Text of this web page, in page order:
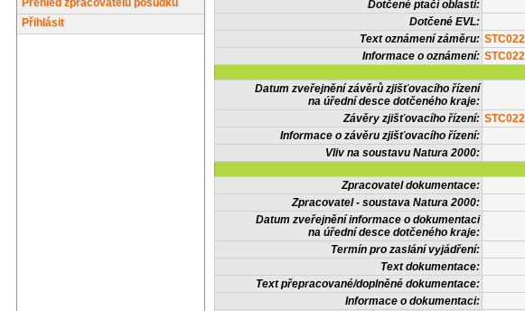
Přehled zpracovatelů posudků
Přihlásit
Dotčené ptačí oblasti:
Dotčené EVL:
Text oznámení záměru:
Informace o oznámení:
Datum zveřejnění závěrů zjišťovacího řízení
na úřední desce dotčeného kraje:
Závěry zjišťovacího řízení:
Informace o závěru zjišťovacího řízení:
Vliv na soustavu Natura 2000:
Zpracovatel dokumentace:
Zpracovatel - soustava Natura 2000:
Datum zveřejnění informace o dokumentaci
na úřední desce dotčeného kraje:
Termín pro zaslání vyjádření:
Text dokumentace:
Text přepracované/doplněné dokumentace:
Informace o dokumentaci: